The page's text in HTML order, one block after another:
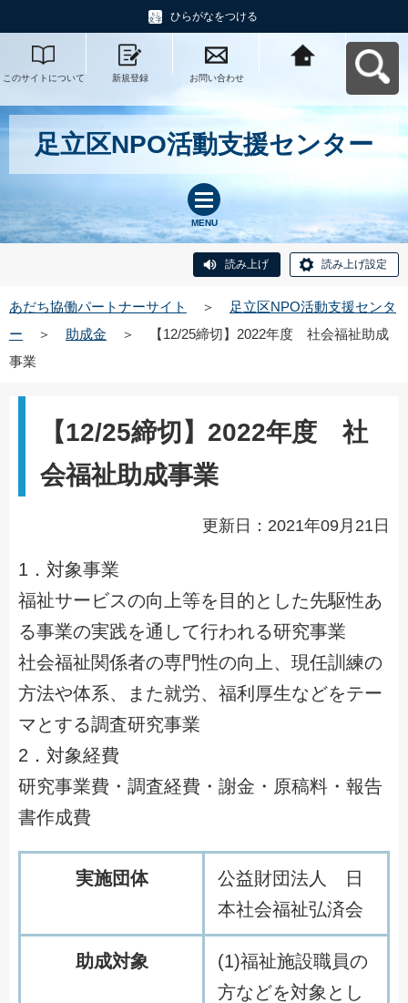
ひらがなをつける
このサイトについて 新規登録 お問い合わせ
足立区NPO活動支援センター
MENU
読み上げ 読み上げ設定
あだち協働パートナーサイト ＞
足立区NPO活動支援センタ
ー
＞ 助成金 ＞
【12/25締切】2022年度 社会福祉助成
事業
【12/25締切】2022年度 社
会福祉助成事業
更新日：2021年09月21日
1．対象事業
福祉サービスの向上等を目的とした先駆性あ
る事業の実践を通して行われる研究事業
社会福祉関係者の専門性の向上、現任訓練の
方法や体系、また就労、福利厚生などをテー
マとする調査研究事業
2．対象経費
研究事業費・調査経費・謝金・原稿料・報告
書作成費
実施団体
公益財団法人 日
本社会福祉弘済会
助成対象
(1)福祉施設職員の
方などを対象とし